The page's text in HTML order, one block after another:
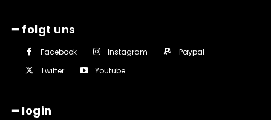
━ folgt uns
Facebook Instagram
Paypal
Twitter
Youtube
━ login